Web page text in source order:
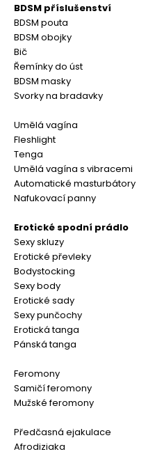
BDSM příslušenství
BDSM pouta
BDSM obojky
Bič
Řemínky do úst
BDSM masky
Svorky na bradavky
Umělá vagína
Fleshlight
Tenga
Umělá vagína s vibracemi
Automatické masturbátory
Nafukovací panny
Erotické spodní prádlo
Sexy skluzy
Erotické převleky
Bodystocking
Sexy body
Erotické sady
Sexy punčochy
Erotická tanga
Pánská tanga
Feromony
Samičí feromony
Mužské feromony
Předčasná ejakulace
Afrodiziaka